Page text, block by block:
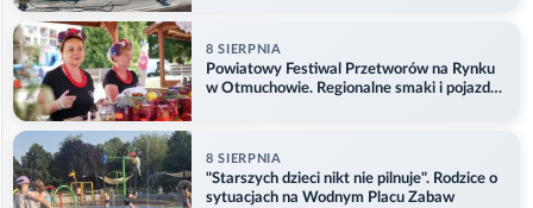
8 SIERPNIA
Powiatowy Festiwal Przetworów na Rynku
w Otmuchowie. Regionalne smaki i pojazdy
8 SIERPNIA
"Starszych dzieci nikt nie pilnuje". Rodzice o
sytuacjach na Wodnym Placu Zabaw